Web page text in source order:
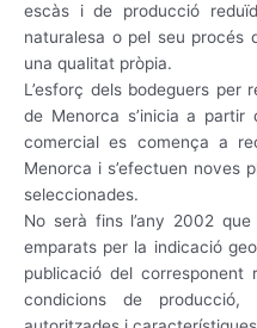
escàs i de producció
naturalesa o pel seu procés
una qualitat pròpia.
L’esforç dels bodeguers per
de Menorca s’inicia a partir
comercial es comença a
Menorca i s’efectuen noves
seleccionades.
No serà fins l’any 2002
emparats per la indicació
publicació del corresponent
condicions de producció,